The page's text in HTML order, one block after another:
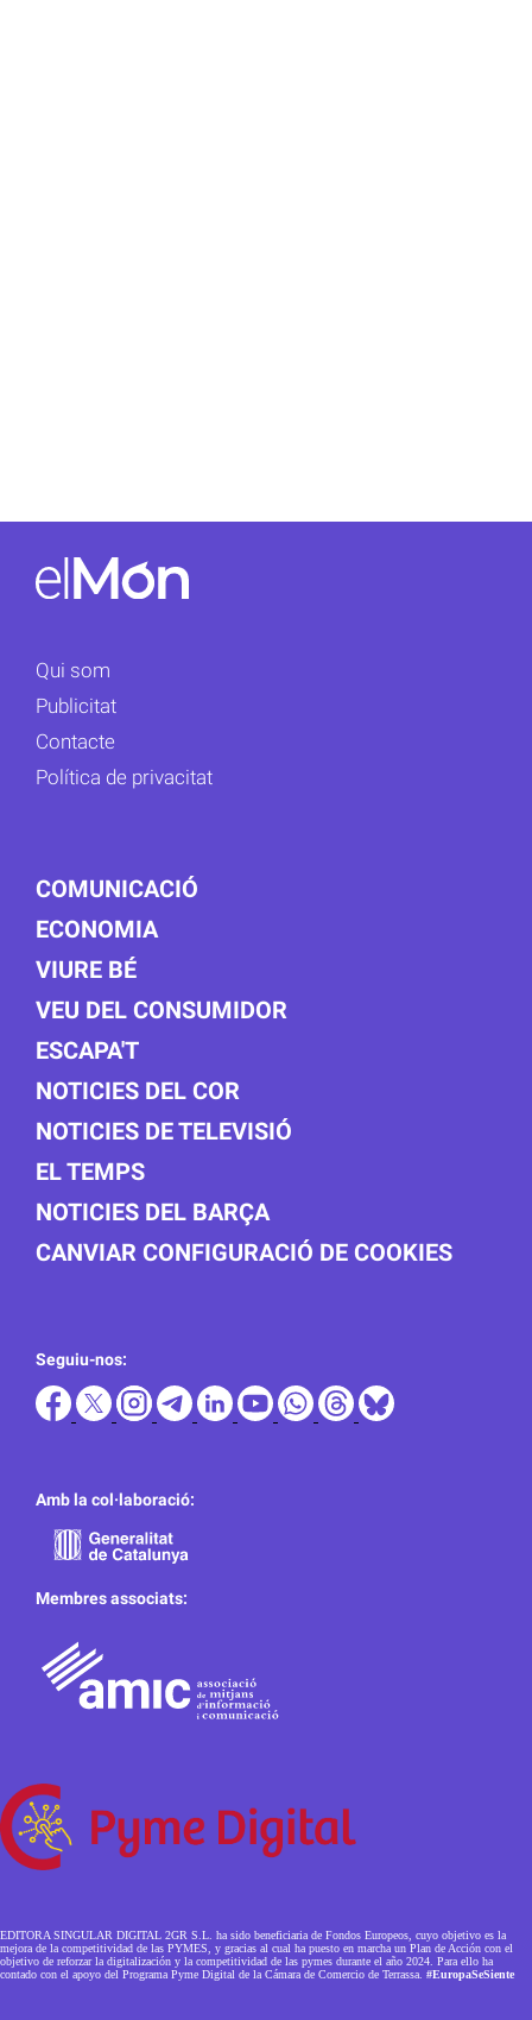
Qui som
Publicitat
Contacte
Política de privacitat
COMUNICACIÓ
ECONOMIA
VIURE BÉ
VEU DEL CONSUMIDOR
ESCAPA'T
NOTICIES DEL COR
NOTICIES DE TELEVISIÓ
EL TEMPS
NOTICIES DEL BARÇA
CANVIAR CONFIGURACIÓ DE COOKIES
Seguiu-nos:
Amb la col·laboració:
Membres associats:
EDITORA SINGULAR DIGITAL 2GR S.L. ha sido beneficiaria de Fondos Europeos, cuyo objetivo es la
mejora de la competitividad de las PYMES, y gracias al cual ha puesto en marcha un Plan de Acción con el
objetivo de reforzar la digitalización y la competitividad de las pymes durante el año 2024. Para ello ha
contado con el apoyo del Programa Pyme Digital de la Cámara de Comercio de Terrassa. #EuropaSeSiente